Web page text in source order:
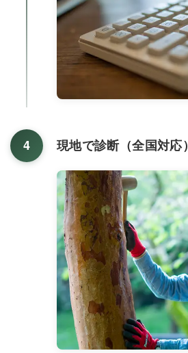
4 現地で診断（全国対応）